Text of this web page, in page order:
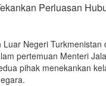
Perluasan
Negeri
pertemuan Menteri
pihak menekankan